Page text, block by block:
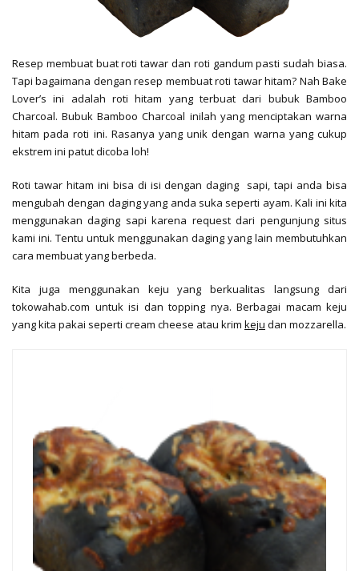
Resep membuat buat roti tawar dan roti gandum pasti sudah biasa.
Tapi bagaimana dengan resep membuat roti tawar hitam? Nah Bake
Lover’s ini adalah roti hitam yang terbuat dari bubuk Bamboo
Charcoal. Bubuk Bamboo Charcoal inilah yang menciptakan warna
hitam pada roti ini. Rasanya yang unik dengan warna yang cukup
ekstrem ini patut dicoba loh!
Roti tawar hitam ini bisa di isi dengan daging sapi, tapi anda bisa
mengubah dengan daging yang anda suka seperti ayam. Kali ini kita
menggunakan daging sapi karena request dari pengunjung situs
kami ini. Tentu untuk menggunakan daging yang lain membutuhkan
cara membuat yang berbeda.
Kita juga menggunakan keju yang berkualitas langsung dari
tokowahab.com untuk isi dan topping nya. Berbagai macam keju
yang kita pakai seperti cream cheese atau krim keju dan mozzarella.